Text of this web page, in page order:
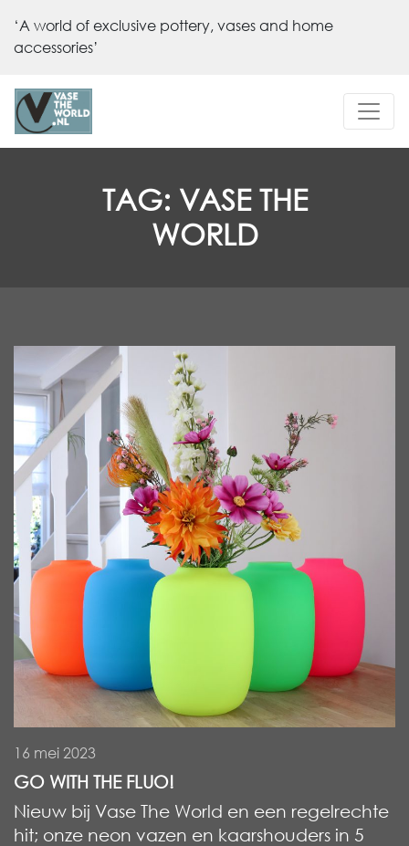
‘A world of exclusive pottery, vases and home
accessories’
TAG: VASE THE
WORLD
16 mei 2023
GO WITH THE FLUO!
Nieuw bij Vase The World en een regelrechte
hit; onze neon vazen en kaarshouders in 5